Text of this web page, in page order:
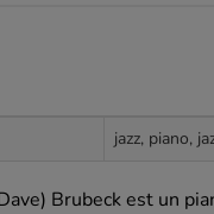
jazz, piano,
Brubeck est un